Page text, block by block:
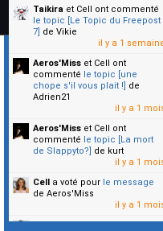
Taikira et Cell ont commenté
le topic [Le Topic du Freepost
7] de Vikie
il y a 1
Aeros'Miss et Cell ont
commenté le topic [une
chope s'il vous plait !] de
Adrien21
il y a 1
Aeros'Miss et Cell ont
commenté le topic [La mort
de Slappyto?] de kurt
il y a 1
Cell a voté pour le message
de Aeros'Miss
il y a 1
Cella voté pourle message